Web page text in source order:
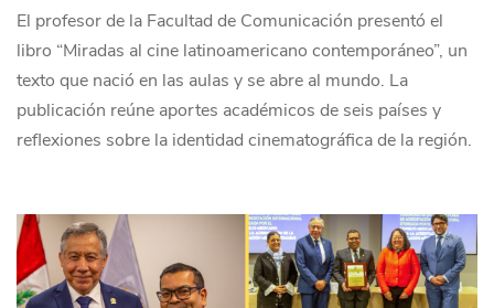
El profesor de la Facultad de Comunicación presentó el
libro “Miradas al cine latinoamericano contemporáneo”, un
texto que nació en las aulas y se abre al mundo. La
publicación reúne aportes académicos de seis países y
reflexiones sobre la identidad cinematográfica de la región.